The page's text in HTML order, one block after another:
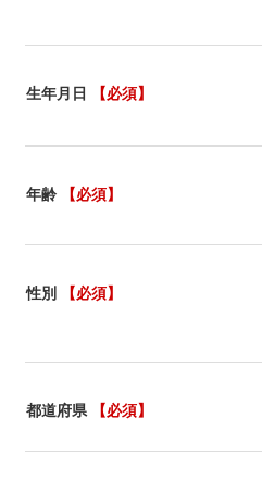
生年月日 【必須】
年齢 【必須】
性別 【必須】
都道府県 【必須】